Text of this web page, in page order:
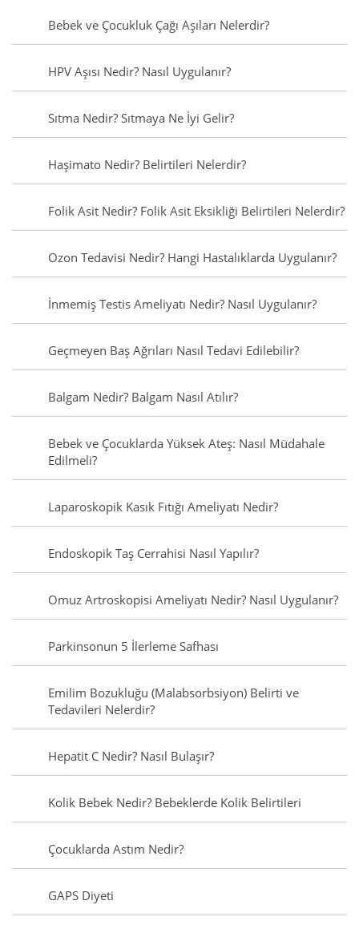
Bebek ve Çocukluk Çağı Aşıları Nelerdir?
HPV Aşısı Nedir? Nasıl Uygulanır?
Sıtma Nedir? Sıtmaya Ne İyi Gelir?
Haşimato Nedir? Belirtileri Nelerdir?
Folik Asit Nedir? Folik Asit Eksikliği Belirtileri Nelerdir?
Ozon Tedavisi Nedir? Hangi Hastalıklarda Uygulanır?
İnmemiş Testis Ameliyatı Nedir? Nasıl Uygulanır?
Geçmeyen Baş Ağrıları Nasıl Tedavi Edilebilir?
Balgam Nedir? Balgam Nasıl Atılır?
Bebek ve Çocuklarda Yüksek Ateş: Nasıl Müdahale
Edilmeli?
Laparoskopik Kasık Fıtığı Ameliyatı Nedir?
Endoskopik Taş Cerrahisi Nasıl Yapılır?
Omuz Artroskopisi Ameliyatı Nedir? Nasıl Uygulanır?
Parkinsonun 5 İlerleme Safhası
Emilim Bozukluğu (Malabsorbsiyon) Belirti ve
Tedavileri Nelerdir?
Hepatit C Nedir? Nasıl Bulaşır?
Kolik Bebek Nedir? Bebeklerde Kolik Belirtileri
Çocuklarda Astım Nedir?
GAPS Diyeti